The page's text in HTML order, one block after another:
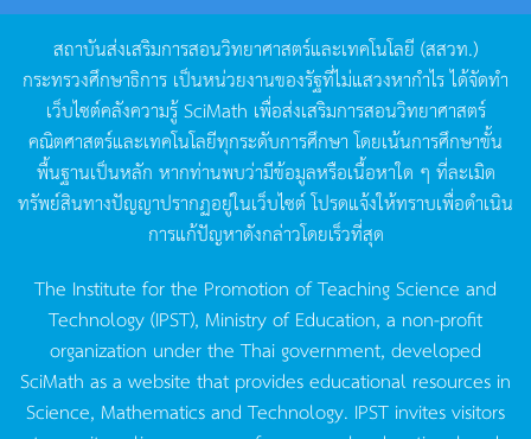
สถาบันส่งเสริมการสอนวิทยาศาสตร์และเทคโนโลยี (สสวท.)
กระทรวงศึกษาธิการ เป็นหน่วยงานของรัฐที่ไม่แสวงหากำไรได้จัดทำ
เว็บไซต์คลังความรู้SciMath เพื่อส่งเสริมการสอนวิทยาศาสตร์
คณิตศาสตร์และเทคโนโลยีทุกระดับการศึกษา โดยเน้นการศึกษาขั้น
พื้นฐานเป็นหลัก หากท่านพบว่ามีข้อมูลหรือเนื้อหาใด ๆ ที่ละเมิด
ทรัพย์สินทางปัญญาปรากฏอยู่ในเว็บไซต์โปรดแจ้งให้ทราบเพื่อดำเนิน
การแก้ปัญหาดังกล่าวโดยเร็วที่สุด
The Institute for the Promotion of Teaching Science and
Technology (IPST), Ministry of Education, a non-profit
organization under the Thai government, developed
SciMath as a website that provides educational resources in
Science, Mathematics and Technology. IPST invites visitors